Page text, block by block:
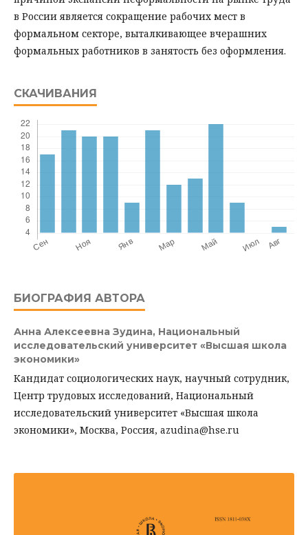
в России является сокращение рабочих мест в
формальном секторе, выталкивающее вчерашних
формальных работников в занятость без оформления.
СКАЧИВАНИЯ
БИОГРАФИЯ АВТОРА
Анна Алексеевна Зудина, Национальный
исследовательский университет «Высшая школа
экономики»
Кандидат социологических наук, научный сотрудник,
Центр трудовых исследований, Национальный
исследовательский университет «Высшая школа
экономики», Москва, Россия, azudina@hse.ru